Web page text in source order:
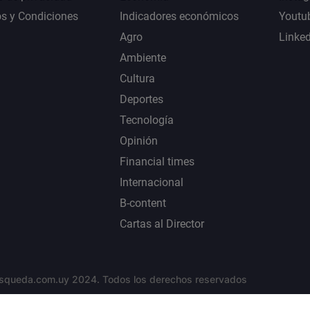
y Condiciones
Indicadores económicos
Agro
Ambiente
Cultura
Deportes
Tecnología
Opinión
Financial times
Internacional
B-content
Cartas al Director
2024. Todos los derechos reservados